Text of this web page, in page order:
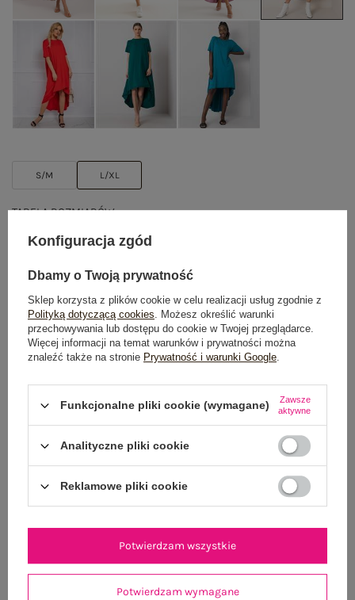
S/M L/XL
TABELA ROZMIARÓW
DODAJ DO KOSZYKA
Do darmowej dostawy brakuje 200,00 zł
Zamów w ciągu04:19:02 sek.,
a wyślemyjeszcze dzisiaj!
Konfiguracja zgód
Dbamy o Twoją prywatność
Sklep korzysta z plików cookie w celu realizacji usług zgodnie z
Polityką dotyczącą cookies. Możesz określić warunki
przechowywania lub dostępu do cookie w Twojej przeglądarce.
Więcej informacji na temat warunków i prywatności można
znaleźć także na stronie Prywatność i warunki Google.
Funkcjonalne pliki cookie (wymagane)
Zawsze
aktywne
Analityczne pliki cookie
Reklamowe pliki cookie
Potwierdzam wymagane
Potwierdzam wszystkie